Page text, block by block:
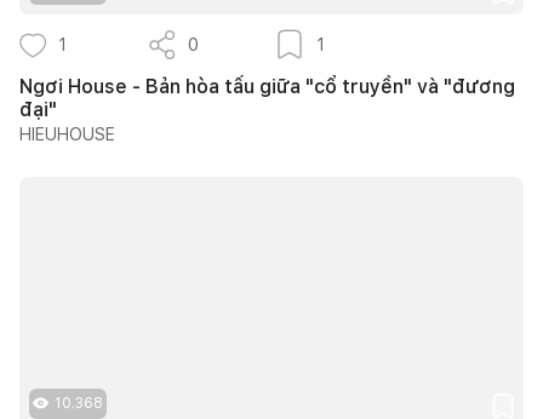
1 0 1
Ngơi House - Bản hòa tấu giữa "cổ truyền" và "đương
đại"
HIEUHOUSE
10.368